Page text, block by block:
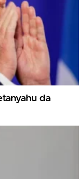
da